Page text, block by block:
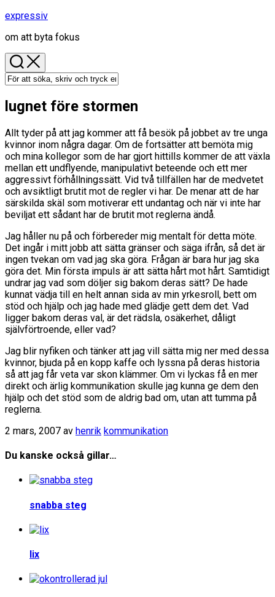
Hoppa
innehåll
expressiv
om att byta fokus
lugnet före stormen
Allt tyder på att jag kommer att få besök på jobbet av tre unga
kvinnor inom några dagar. Om de fortsätter att bemöta mig
och mina kollegor som de har gjort hittills kommer de att växla
mellan ett undflyende, manipulativt beteende och ett mer
aggressivt förhållningssätt. Vid två tillfällen har de medvetet
och avsiktligt brutit mot de regler vi har. De menar att de har
särskilda skäl som motiverar ett undantag och när vi inte har
beviljat ett sådant har de brutit mot reglerna ändå.
Jag håller nu på och förbereder mig mentalt för detta möte.
Det ingår i mitt jobb att sätta gränser och säga ifrån, så det är
ingen tvekan om vad jag ska göra. Frågan är bara hur jag ska
göra det. Min första impuls är att sätta hårt mot hårt. Samtidigt
undrar jag vad som döljer sig bakom deras sätt? De hade
kunnat vädja till en helt annan sida av min yrkesroll, bett om
stöd och hjälp och jag hade med glädje gett dem det. Vad
ligger bakom deras val, är det rädsla, osäkerhet, dåligt
självförtroende, eller vad?
Jag blir nyfiken och tänker att jag vill sätta mig ner med dessa
kvinnor, bjuda på en kopp kaffe och lyssna på deras historia
så att jag får veta var skon klämmer. Om vi lyckas få en mer
direkt och ärlig kommunikation skulle jag kunna ge dem den
hjälp och det stöd som de aldrig bad om, utan att tumma på
reglerna.
2 mars, 2007 av henrik kommunikation
Du kanske också gillar…
snabba steg
lix